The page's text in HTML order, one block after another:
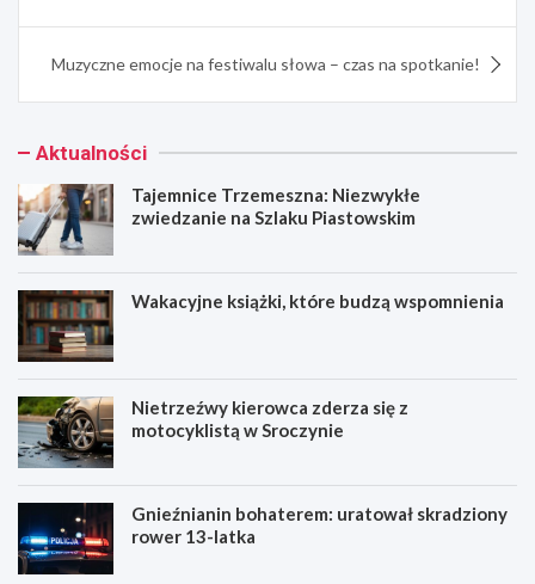
Muzyczne emocje na festiwalu słowa – czas na spotkanie!
Aktualności
Tajemnice Trzemeszna: Niezwykłe
zwiedzanie na Szlaku Piastowskim
Wakacyjne książki, które budzą wspomnienia
Nietrzeźwy kierowca zderza się z
motocyklistą w Sroczynie
Gnieźnianin bohaterem: uratował skradziony
rower 13-latka
T
W